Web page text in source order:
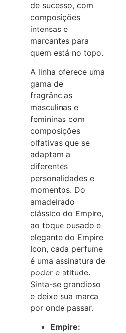
de sucesso, com
composições
intensas e
marcantes para
quem está no topo.
A linha oferece uma
gama de
fragrâncias
masculinas e
femininas com
composições
olfativas que se
adaptam a
diferentes
personalidades e
momentos. Do
amadeirado
clássico do Empire,
ao toque ousado e
elegante do Empire
Icon, cada perfume
é uma assinatura de
poder e atitude.
Sinta-se grandioso
e deixe sua marca
por onde passar.
Empire: